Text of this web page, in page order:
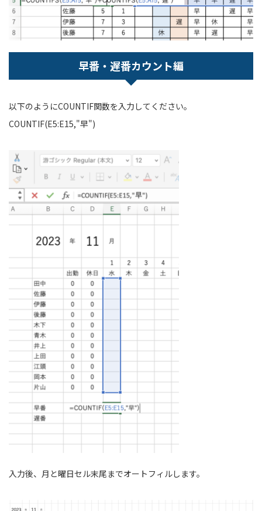
早番・遅番カウント編
以下のようにCOUNTIF関数を入力してください。
COUNTIF(E5:E15,"早")
入力後、月と曜日セル末尾までオートフィルします。